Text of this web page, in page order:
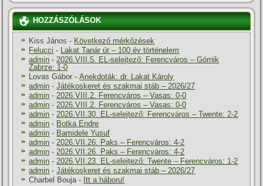
HOZZÁSZÓLÁSOK
Kiss János - Következő mérkőzések
Felucci - Lakat Tanár úr – 100 év történelem
admin -2026.VIII.5. EL-selejtező: Ferencváros – Górnik
Zabrze: 1-0
Lovas Gábor -Anekdoták: dr. Lakat Károly
admin -Játékoskeret és szakmai stáb – 2026/27
admin -2026.VIII.2. Ferencváros – Vasas: 0-0
admin -2026.VIII.2. Ferencváros – Vasas: 0-0
admin -2026.VII.30. EL-selejtező: Ferencváros – Twente: 2-2
admin - Botka Endre
admin - Bamidele Yusuf
admin -2026.VII.26. Paks – Ferencváros: 4-2
admin -2026.VII.26. Paks – Ferencváros: 4-2
admin -2026.VII.23. EL-selejtező: Twente – Ferencváros: 1-2
admin -Játékoskeret és szakmai stáb – 2026/27
Charbel Bouja- Itt a háboru!